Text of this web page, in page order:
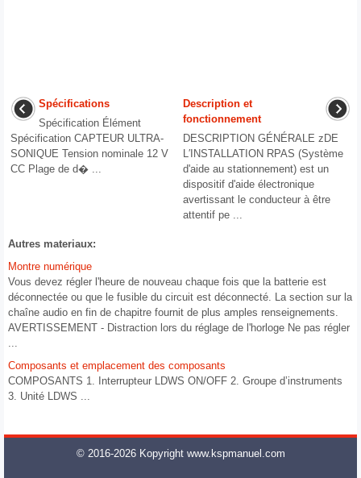
Spécifications
Spécification Élément
Spécification CAPTEUR ULTRA-
SONIQUE Tension nominale 12 V
CC Plage de d� ...
Description et
fonctionnement
DESCRIPTION GÉNÉRALE zDE
L′INSTALLATION RPAS (Système
d'aide au stationnement) est un
dispositif d'aide électronique
avertissant le conducteur à être
attentif pe ...
Autres materiaux:
Montre numérique
Vous devez régler l'heure de nouveau chaque fois que la batterie est
déconnectée ou que le fusible du circuit est déconnecté. La section sur la
chaîne audio en fin de chapitre fournit de plus amples renseignements.
AVERTISSEMENT - Distraction lors du réglage de l'horloge Ne pas régler
...
Composants et emplacement des composants
COMPOSANTS 1. Interrupteur LDWS ON/OFF 2. Groupe d’instruments
3. Unité LDWS ...
© 2016-2026 Kopyright www.kspmanuel.com